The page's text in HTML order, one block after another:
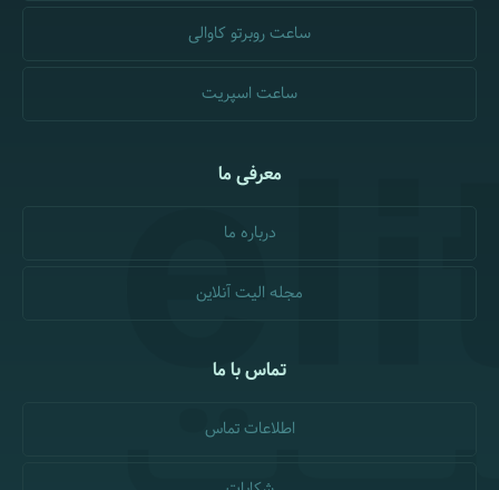
ساعت روبرتو کاوالی
ساعت اسپریت
معرفی ما
درباره ما
مجله الیت آنلاین
تماس با ما
اطلاعات تماس